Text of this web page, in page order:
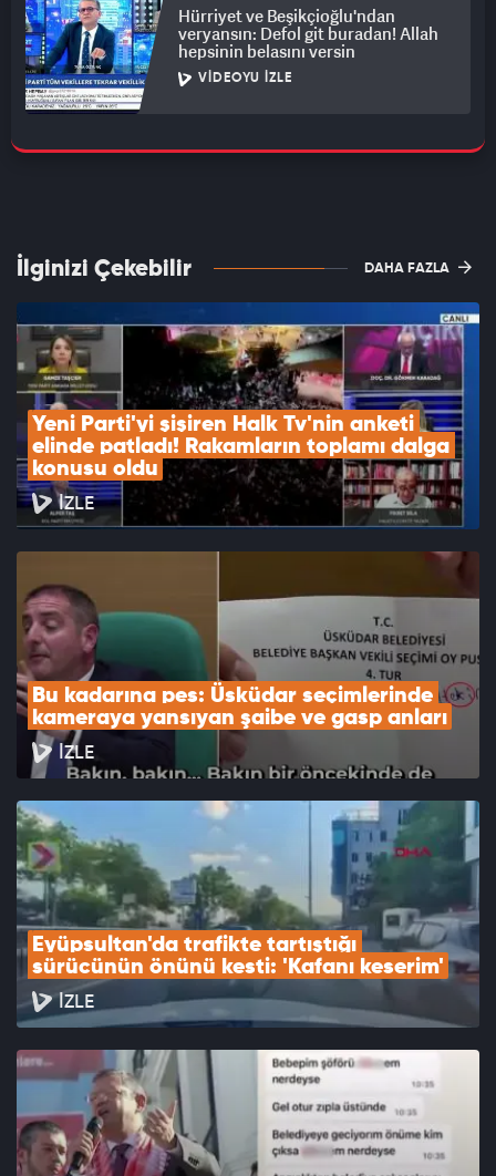
Hürriyet ve Beşikçioğlu'ndan
veryansın: Defol git buradan! Allah
hepsinin belasını versin
VIDEOYU İZLE
İlginizi Çekebilir DAHA FAZLA
Yeni Parti'yi şişiren Halk Tv'nin anketi
elinde patladı! Rakamların toplamı dalga
konusu oldu
İZLE
Bu kadarına pes: Üsküdar seçimlerinde
kameraya yansıyan şaibe ve gasp anları
İZLE
Eyüpsultan'da trafikte tartıştığı
sürücünün önünü kesti: 'Kafanı keserim'
İZLE